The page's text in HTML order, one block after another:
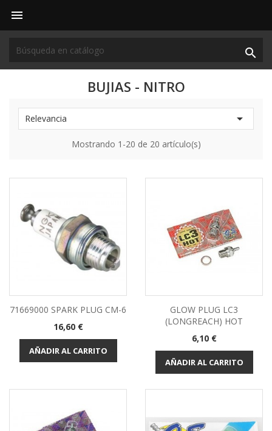


BUJIAS - NITRO
Relevancia 
Mostrando 1-20 de 20 artículo(s)
71669000 SPARK PLUG CM-6
Precio
16,60 €
AÑADIR AL CARRITO
GLOW PLUG LC3
(LONGREACH) HOT
Precio
6,10 €
AÑADIR AL CARRITO